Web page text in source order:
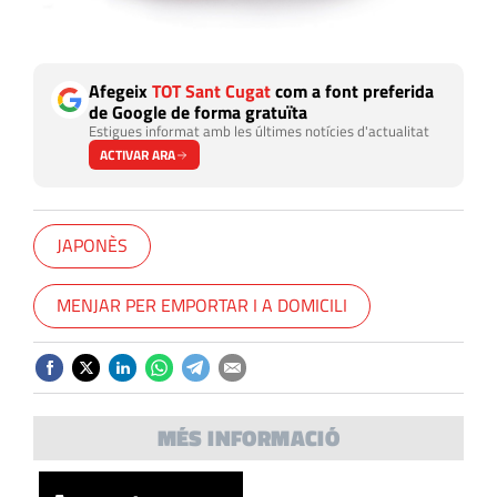
AfegeixTOT Sant Cugatcom a font preferida
de Google de forma gratuïta
Estigues informat amb les últimes notícies d'actualitat
ACTIVAR ARA
JAPONÈS
MENJAR PER EMPORTAR I A DOMICILI
MÉS INFORMACIÓ